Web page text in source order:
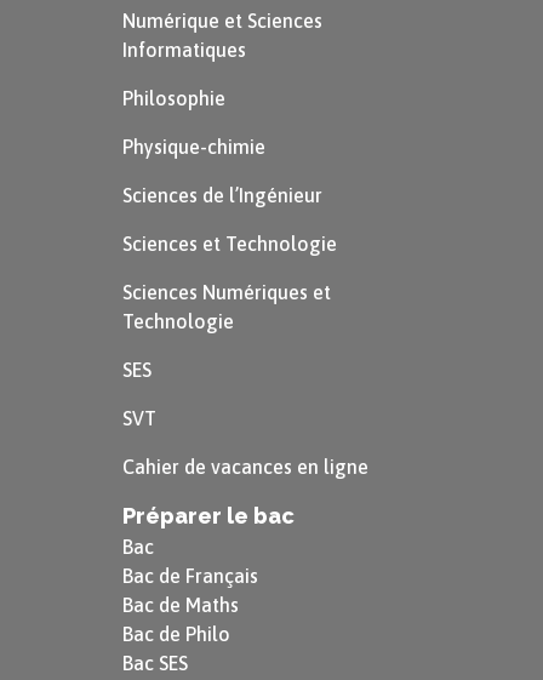
Numérique et Sciences
Informatiques
Philosophie
Physique-chimie
Sciences de l’Ingénieur
Sciences et Technologie
Sciences Numériques et
Technologie
SES
SVT
Cahier de vacances en ligne
Préparer le bac
Bac
Bac de Français
Bac de Maths
Bac de Philo
Bac SES